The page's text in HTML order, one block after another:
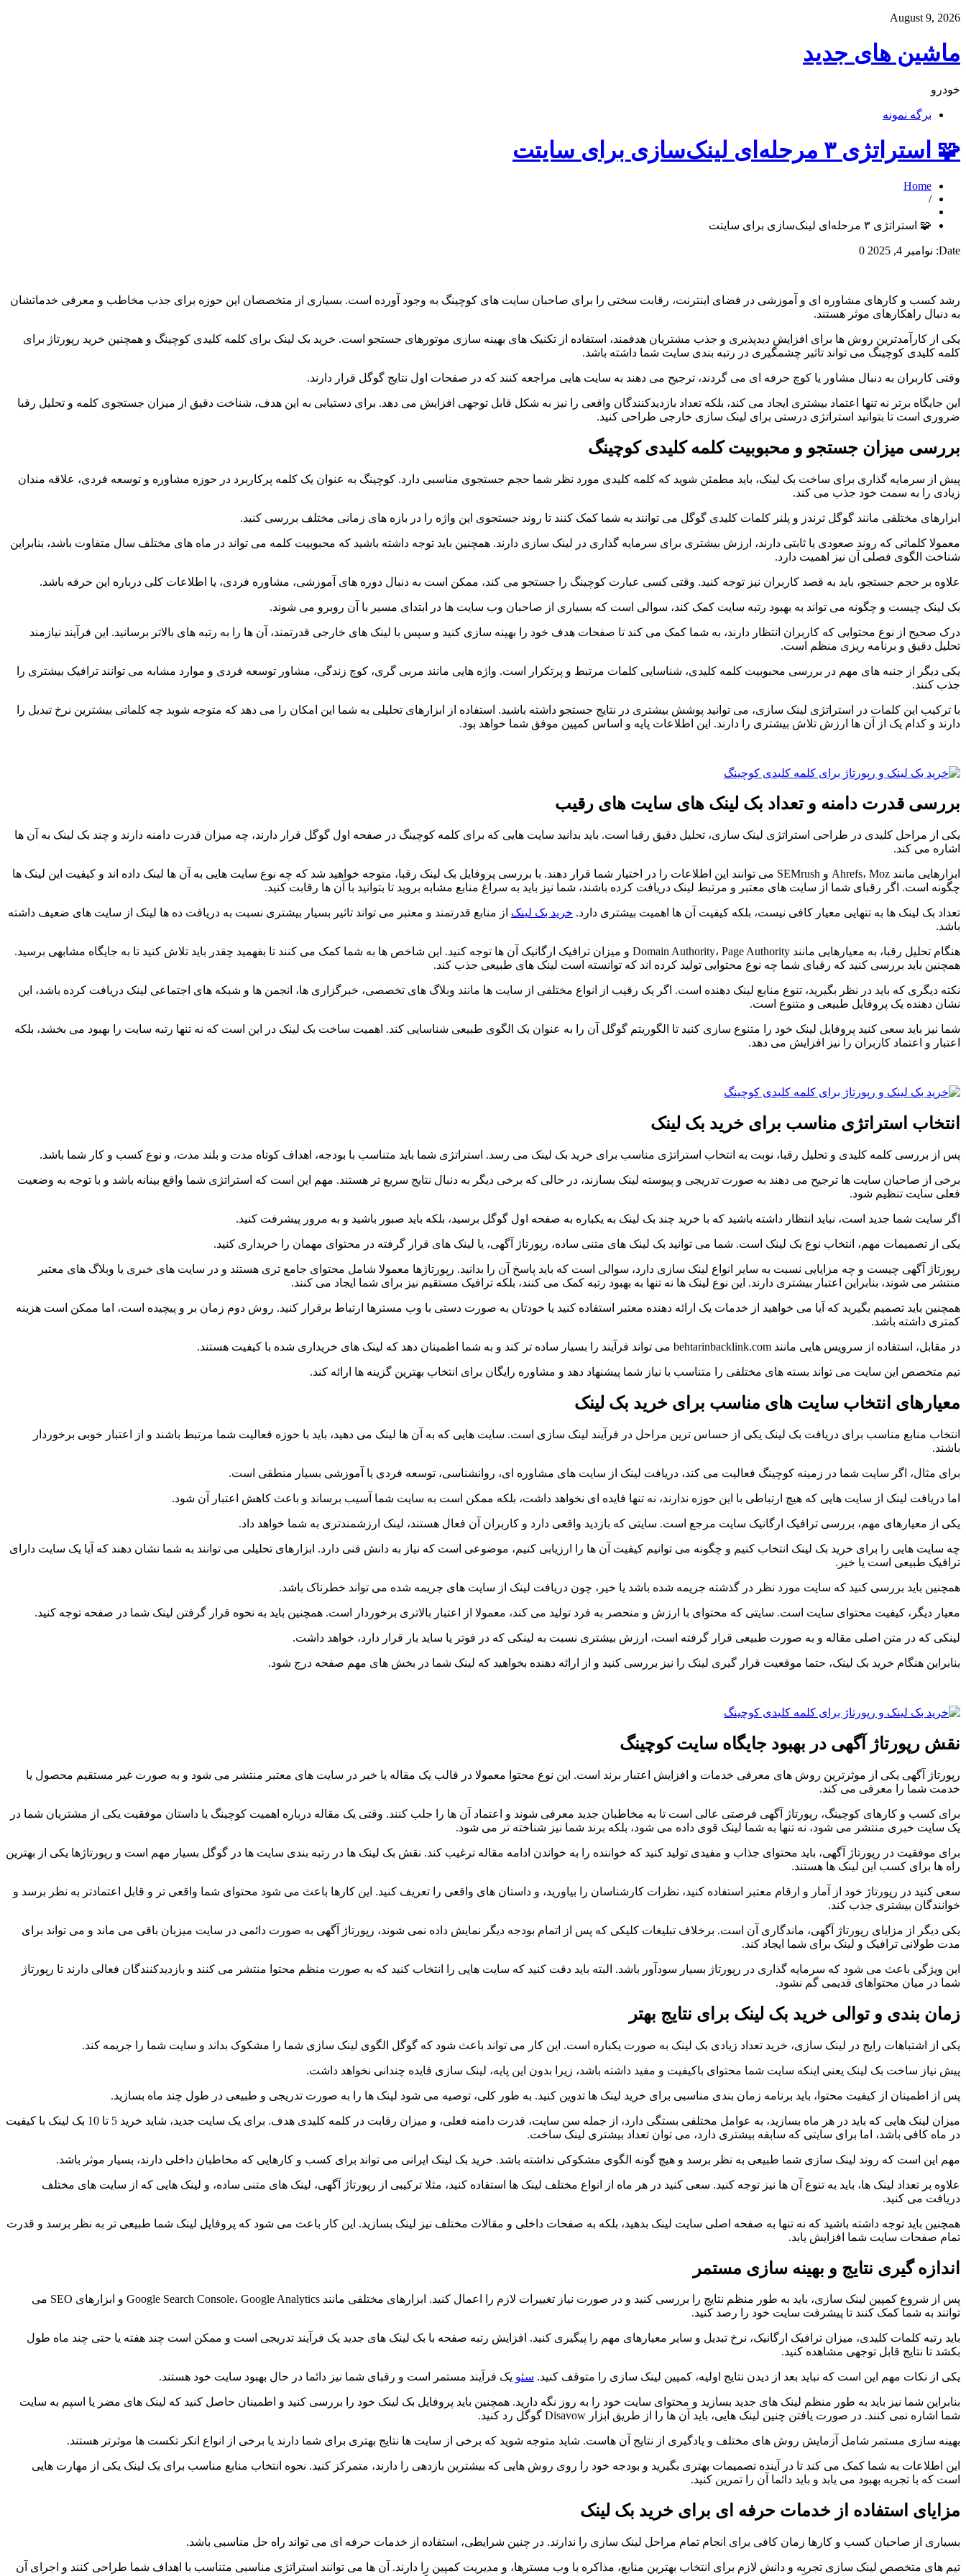
August 9, 2026
ماشین های جدید
خودرو
برگه نمونه
🧩 استراتژی ۳ مرحله‌ای لینک‌سازی برای سایتت
Home
/
🧩 استراتژی ۳ مرحله‌ای لینک‌سازی برای سایتت
Date: نوامبر 4, 2025 0
رشد کسب و کارهای مشاوره ای و آموزشی در فضای اینترنت، رقابت سختی را برای صاحبان سایت های کوچینگ به وجود آورده است. بسیاری از متخصصان این حوزه برای جذب مخاطب و معرفی خدماتشان
به دنبال راهکارهای موثر هستند.
یکی از کارآمدترین روش ها برای افزایش دیدپذیری و جذب مشتریان هدفمند، استفاده از تکنیک های بهینه سازی موتورهای جستجو است. خرید بک لینک برای کلمه کلیدی کوچینگ و همچنین خرید رپورتاژ برای
کلمه کلیدی کوچینگ می تواند تاثیر چشمگیری در رتبه بندی سایت شما داشته باشد.
وقتی کاربران به دنبال مشاور یا کوچ حرفه ای می گردند، ترجیح می دهند به سایت هایی مراجعه کنند که در صفحات اول نتایج گوگل قرار دارند.
این جایگاه برتر نه تنها اعتماد بیشتری ایجاد می کند، بلکه تعداد بازدیدکنندگان واقعی را نیز به شکل قابل توجهی افزایش می دهد. برای دستیابی به این هدف، شناخت دقیق از میزان جستجوی کلمه و تحلیل رقبا
ضروری است تا بتوانید استراتژی درستی برای لینک سازی خارجی طراحی کنید.
بررسی میزان جستجو و محبوبیت کلمه کلیدی کوچینگ
پیش از سرمایه گذاری برای ساخت بک لینک، باید مطمئن شوید که کلمه کلیدی مورد نظر شما حجم جستجوی مناسبی دارد. کوچینگ به عنوان یک کلمه پرکاربرد در حوزه مشاوره و توسعه فردی، علاقه مندان
زیادی را به سمت خود جذب می کند.
ابزارهای مختلفی مانند گوگل ترندز و پلنر کلمات کلیدی گوگل می توانند به شما کمک کنند تا روند جستجوی این واژه را در بازه های زمانی مختلف بررسی کنید.
معمولا کلماتی که روند صعودی یا ثابتی دارند، ارزش بیشتری برای سرمایه گذاری در لینک سازی دارند. همچنین باید توجه داشته باشید که محبوبیت کلمه می تواند در ماه های مختلف سال متفاوت باشد، بنابراین
شناخت الگوی فصلی آن نیز اهمیت دارد.
علاوه بر حجم جستجو، باید به قصد کاربران نیز توجه کنید. وقتی کسی عبارت کوچینگ را جستجو می کند، ممکن است به دنبال دوره های آموزشی، مشاوره فردی، یا اطلاعات کلی درباره این حرفه باشد.
بک لینک چیست و چگونه می تواند به بهبود رتبه سایت کمک کند، سوالی است که بسیاری از صاحبان وب سایت ها در ابتدای مسیر با آن روبرو می شوند.
درک صحیح از نوع محتوایی که کاربران انتظار دارند، به شما کمک می کند تا صفحات هدف خود را بهینه سازی کنید و سپس با لینک های خارجی قدرتمند، آن ها را به رتبه های بالاتر برسانید. این فرآیند نیازمند
تحلیل دقیق و برنامه ریزی منظم است.
یکی دیگر از جنبه های مهم در بررسی محبوبیت کلمه کلیدی، شناسایی کلمات مرتبط و پرتکرار است. واژه هایی مانند مربی گری، کوچ زندگی، مشاور توسعه فردی و موارد مشابه می توانند ترافیک بیشتری را
جذب کنند.
با ترکیب این کلمات در استراتژی لینک سازی، می توانید پوشش بیشتری در نتایج جستجو داشته باشید. استفاده از ابزارهای تحلیلی به شما این امکان را می دهد که متوجه شوید چه کلماتی بیشترین نرخ تبدیل را
دارند و کدام یک از آن ها ارزش تلاش بیشتری را دارند. این اطلاعات پایه و اساس کمپین موفق شما خواهد بود.
بررسی قدرت دامنه و تعداد بک لینک های سایت های رقیب
یکی از مراحل کلیدی در طراحی استراتژی لینک سازی، تحلیل دقیق رقبا است. باید بدانید سایت هایی که برای کلمه کوچینگ در صفحه اول گوگل قرار دارند، چه میزان قدرت دامنه دارند و چند بک لینک به آن ها
اشاره می کند.
ابزارهایی مانند Ahrefs، Moz و SEMrush می توانند این اطلاعات را در اختیار شما قرار دهند. با بررسی پروفایل بک لینک رقبا، متوجه خواهید شد که چه نوع سایت هایی به آن ها لینک داده اند و کیفیت این لینک ها
چگونه است. اگر رقبای شما از سایت های معتبر و مرتبط لینک دریافت کرده باشند، شما نیز باید به سراغ منابع مشابه بروید تا بتوانید با آن ها رقابت کنید.
تعداد بک لینک ها به تنهایی معیار کافی نیست، بلکه کیفیت آن ها اهمیت بیشتری دارد. خرید بک لینک از منابع قدرتمند و معتبر می تواند تاثیر بسیار بیشتری نسبت به دریافت ده ها لینک از سایت های ضعیف داشته
باشد.
هنگام تحلیل رقبا، به معیارهایی مانند Domain Authority، Page Authority و میزان ترافیک ارگانیک آن ها توجه کنید. این شاخص ها به شما کمک می کنند تا بفهمید چقدر باید تلاش کنید تا به جایگاه مشابهی برسید.
همچنین باید بررسی کنید که رقبای شما چه نوع محتوایی تولید کرده اند که توانسته است لینک های طبیعی جذب کند.
نکته دیگری که باید در نظر بگیرید، تنوع منابع لینک دهنده است. اگر یک رقیب از انواع مختلفی از سایت ها مانند وبلاگ های تخصصی، خبرگزاری ها، انجمن ها و شبکه های اجتماعی لینک دریافت کرده باشد، این
نشان دهنده یک پروفایل طبیعی و متنوع است.
شما نیز باید سعی کنید پروفایل لینک خود را متنوع سازی کنید تا الگوریتم گوگل آن را به عنوان یک الگوی طبیعی شناسایی کند. اهمیت ساخت بک لینک در این است که نه تنها رتبه سایت را بهبود می بخشد، بلکه
اعتبار و اعتماد کاربران را نیز افزایش می دهد.
انتخاب استراتژی مناسب برای خرید بک لینک
پس از بررسی کلمه کلیدی و تحلیل رقبا، نوبت به انتخاب استراتژی مناسب برای خرید بک لینک می رسد. استراتژی شما باید متناسب با بودجه، اهداف کوتاه مدت و بلند مدت، و نوع کسب و کار شما باشد.
برخی از صاحبان سایت ها ترجیح می دهند به صورت تدریجی و پیوسته لینک بسازند، در حالی که برخی دیگر به دنبال نتایج سریع تر هستند. مهم این است که استراتژی شما واقع بینانه باشد و با توجه به وضعیت
فعلی سایت تنظیم شود.
اگر سایت شما جدید است، نباید انتظار داشته باشید که با خرید چند بک لینک به یکباره به صفحه اول گوگل برسید، بلکه باید صبور باشید و به مرور پیشرفت کنید.
یکی از تصمیمات مهم، انتخاب نوع بک لینک است. شما می توانید بک لینک های متنی ساده، رپورتاژ آگهی، یا لینک های قرار گرفته در محتوای مهمان را خریداری کنید.
رپورتاژ آگهی چیست و چه مزایایی نسبت به سایر انواع لینک سازی دارد، سوالی است که باید پاسخ آن را بدانید. رپورتاژها معمولا شامل محتوای جامع تری هستند و در سایت های خبری یا وبلاگ های معتبر
منتشر می شوند، بنابراین اعتبار بیشتری دارند. این نوع لینک ها نه تنها به بهبود رتبه کمک می کنند، بلکه ترافیک مستقیم نیز برای شما ایجاد می کنند.
همچنین باید تصمیم بگیرید که آیا می خواهید از خدمات یک ارائه دهنده معتبر استفاده کنید یا خودتان به صورت دستی با وب مسترها ارتباط برقرار کنید. روش دوم زمان بر و پیچیده است، اما ممکن است هزینه
کمتری داشته باشد.
در مقابل، استفاده از سرویس هایی مانند behtarinbacklink.com می تواند فرآیند را بسیار ساده تر کند و به شما اطمینان دهد که لینک های خریداری شده با کیفیت هستند.
تیم متخصص این سایت می تواند بسته های مختلفی را متناسب با نیاز شما پیشنهاد دهد و مشاوره رایگان برای انتخاب بهترین گزینه ها ارائه کند.
معیارهای انتخاب سایت های مناسب برای خرید بک لینک
انتخاب منابع مناسب برای دریافت بک لینک یکی از حساس ترین مراحل در فرآیند لینک سازی است. سایت هایی که به آن ها لینک می دهید، باید با حوزه فعالیت شما مرتبط باشند و از اعتبار خوبی برخوردار
باشند.
برای مثال، اگر سایت شما در زمینه کوچینگ فعالیت می کند، دریافت لینک از سایت های مشاوره ای، روانشناسی، توسعه فردی یا آموزشی بسیار منطقی است.
اما دریافت لینک از سایت هایی که هیچ ارتباطی با این حوزه ندارند، نه تنها فایده ای نخواهد داشت، بلکه ممکن است به سایت شما آسیب برساند و باعث کاهش اعتبار آن شود.
یکی از معیارهای مهم، بررسی ترافیک ارگانیک سایت مرجع است. سایتی که بازدید واقعی دارد و کاربران آن فعال هستند، لینک ارزشمندتری به شما خواهد داد.
چه سایت هایی را برای خرید بک لینک انتخاب کنیم و چگونه می توانیم کیفیت آن ها را ارزیابی کنیم، موضوعی است که نیاز به دانش فنی دارد. ابزارهای تحلیلی می توانند به شما نشان دهند که آیا یک سایت دارای
ترافیک طبیعی است یا خیر.
همچنین باید بررسی کنید که سایت مورد نظر در گذشته جریمه شده باشد یا خیر، چون دریافت لینک از سایت های جریمه شده می تواند خطرناک باشد.
معیار دیگر، کیفیت محتوای سایت است. سایتی که محتوای با ارزش و منحصر به فرد تولید می کند، معمولا از اعتبار بالاتری برخوردار است. همچنین باید به نحوه قرار گرفتن لینک شما در صفحه توجه کنید.
لینکی که در متن اصلی مقاله و به صورت طبیعی قرار گرفته است، ارزش بیشتری نسبت به لینکی که در فوتر یا ساید بار قرار دارد، خواهد داشت.
بنابراین هنگام خرید بک لینک، حتما موقعیت قرار گیری لینک را نیز بررسی کنید و از ارائه دهنده بخواهید که لینک شما در بخش های مهم صفحه درج شود.
نقش رپورتاژ آگهی در بهبود جایگاه سایت کوچینگ
رپورتاژ آگهی یکی از موثرترین روش های معرفی خدمات و افزایش اعتبار برند است. این نوع محتوا معمولا در قالب یک مقاله یا خبر در سایت های معتبر منتشر می شود و به صورت غیر مستقیم محصول یا
خدمت شما را معرفی می کند.
برای کسب و کارهای کوچینگ، رپورتاژ آگهی فرصتی عالی است تا به مخاطبان جدید معرفی شوند و اعتماد آن ها را جلب کنند. وقتی یک مقاله درباره اهمیت کوچینگ یا داستان موفقیت یکی از مشتریان شما در
یک سایت خبری منتشر می شود، نه تنها به شما لینک قوی داده می شود، بلکه برند شما نیز شناخته تر می شود.
برای موفقیت در رپورتاژ آگهی، باید محتوای جذاب و مفیدی تولید کنید که خواننده را به خواندن ادامه مقاله ترغیب کند. نقش بک لینک ها در رتبه بندی سایت ها در گوگل بسیار مهم است و رپورتاژها یکی از بهترین
راه ها برای کسب این لینک ها هستند.
سعی کنید در رپورتاژ خود از آمار و ارقام معتبر استفاده کنید، نظرات کارشناسان را بیاورید، و داستان های واقعی را تعریف کنید. این کارها باعث می شود محتوای شما واقعی تر و قابل اعتمادتر به نظر برسد و
خوانندگان بیشتری جذب کند.
یکی دیگر از مزایای رپورتاژ آگهی، ماندگاری آن است. برخلاف تبلیغات کلیکی که پس از اتمام بودجه دیگر نمایش داده نمی شوند، رپورتاژ آگهی به صورت دائمی در سایت میزبان باقی می ماند و می تواند برای
مدت طولانی ترافیک و لینک برای شما ایجاد کند.
این ویژگی باعث می شود که سرمایه گذاری در رپورتاژ بسیار سودآور باشد. البته باید دقت کنید که سایت هایی را انتخاب کنید که به صورت منظم محتوا منتشر می کنند و بازدیدکنندگان فعالی دارند تا رپورتاژ
شما در میان محتواهای قدیمی گم نشود.
زمان بندی و توالی خرید بک لینک برای نتایج بهتر
یکی از اشتباهات رایج در لینک سازی، خرید تعداد زیادی بک لینک به صورت یکباره است. این کار می تواند باعث شود که گوگل الگوی لینک سازی شما را مشکوک بداند و سایت شما را جریمه کند.
پیش نیاز ساخت بک لینک یعنی اینکه سایت شما محتوای باکیفیت و مفید داشته باشد، زیرا بدون این پایه، لینک سازی فایده چندانی نخواهد داشت.
پس از اطمینان از کیفیت محتوا، باید برنامه زمان بندی مناسبی برای خرید لینک ها تدوین کنید. به طور کلی، توصیه می شود لینک ها را به صورت تدریجی و طبیعی در طول چند ماه بسازید.
میزان لینک هایی که باید در هر ماه بسازید، به عوامل مختلفی بستگی دارد، از جمله سن سایت، قدرت دامنه فعلی، و میزان رقابت در کلمه کلیدی هدف. برای یک سایت جدید، شاید خرید 5 تا 10 بک لینک با کیفیت
در ماه کافی باشد، اما برای سایتی که سابقه بیشتری دارد، می توان تعداد بیشتری لینک ساخت.
مهم این است که روند لینک سازی شما طبیعی به نظر برسد و هیچ گونه الگوی مشکوکی نداشته باشد. خرید بک لینک ایرانی می تواند برای کسب و کارهایی که مخاطبان داخلی دارند، بسیار موثر باشد.
علاوه بر تعداد لینک ها، باید به تنوع آن ها نیز توجه کنید. سعی کنید در هر ماه از انواع مختلف لینک ها استفاده کنید، مثلا ترکیبی از رپورتاژ آگهی، لینک های متنی ساده، و لینک هایی که از سایت های مختلف
دریافت می کنید.
همچنین باید توجه داشته باشید که نه تنها به صفحه اصلی سایت لینک بدهید، بلکه به صفحات داخلی و مقالات مختلف نیز لینک بسازید. این کار باعث می شود که پروفایل لینک شما طبیعی تر به نظر برسد و قدرت
تمام صفحات سایت شما افزایش یابد.
اندازه گیری نتایج و بهینه سازی مستمر
پس از شروع کمپین لینک سازی، باید به طور منظم نتایج را بررسی کنید و در صورت نیاز تغییرات لازم را اعمال کنید. ابزارهای مختلفی مانند Google Search Console، Google Analytics و ابزارهای SEO می
توانند به شما کمک کنند تا پیشرفت سایت خود را رصد کنید.
باید رتبه کلمات کلیدی، میزان ترافیک ارگانیک، نرخ تبدیل و سایر معیارهای مهم را پیگیری کنید. افزایش رتبه صفحه با بک لینک های جدید یک فرآیند تدریجی است و ممکن است چند هفته یا حتی چند ماه طول
بکشد تا نتایج قابل توجهی مشاهده کنید.
یکی از نکات مهم این است که نباید بعد از دیدن نتایج اولیه، کمپین لینک سازی را متوقف کنید. سئو یک فرآیند مستمر است و رقبای شما نیز دائما در حال بهبود سایت خود هستند.
بنابراین شما نیز باید به طور منظم لینک های جدید بسازید و محتوای سایت خود را به روز نگه دارید. همچنین باید پروفایل بک لینک خود را بررسی کنید و اطمینان حاصل کنید که لینک های مضر یا اسپم به سایت
شما اشاره نمی کنند. در صورت یافتن چنین لینک هایی، باید آن ها را از طریق ابزار Disavow گوگل رد کنید.
بهینه سازی مستمر شامل آزمایش روش های مختلف و یادگیری از نتایج آن هاست. شاید متوجه شوید که برخی از سایت ها نتایج بهتری برای شما دارند یا برخی از انواع انکر تکست ها موثرتر هستند.
این اطلاعات به شما کمک می کند تا در آینده تصمیمات بهتری بگیرید و بودجه خود را روی روش هایی که بیشترین بازدهی را دارند، متمرکز کنید. نحوه انتخاب منابع مناسب برای بک لینک یکی از مهارت هایی
است که با تجربه بهبود می یابد و باید دائما آن را تمرین کنید.
مزایای استفاده از خدمات حرفه ای برای خرید بک لینک
بسیاری از صاحبان کسب و کارها زمان کافی برای انجام تمام مراحل لینک سازی را ندارند. در چنین شرایطی، استفاده از خدمات حرفه ای می تواند راه حل مناسبی باشد.
تیم های متخصص لینک سازی تجربه و دانش لازم برای انتخاب بهترین منابع، مذاکره با وب مسترها، و مدیریت کمپین را دارند. آن ها می توانند استراتژی مناسبی متناسب با اهداف شما طراحی کنند و اجرای آن